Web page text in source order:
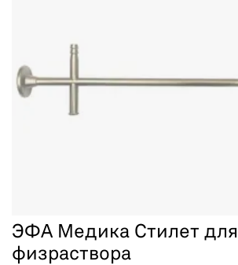
ЭФА Медика Стилет для
физраствора